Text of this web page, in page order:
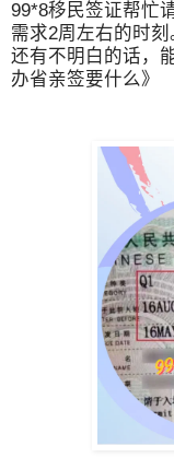
99*8移民签证帮忙
需求2周左右的时
还有不明白的话，
办省亲签要什么》